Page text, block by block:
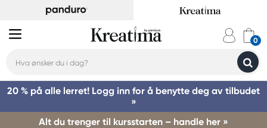
20 % på alle lerret! Logg inn for å benytte deg av tilbudet
»
Alt du trenger til kursstarten – handle her »